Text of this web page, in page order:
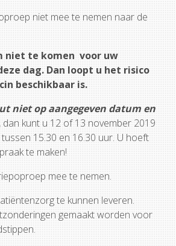
niet mee te nemen naar de
niet te komen voor uw
dag. Dan loopt u het risico
beschikbaar is.
niet op aangegeven datum en
dan kunt u 12 of 13 november 2019
15.30 en 16.30 uur. U hoeft
te maken!
mee te nemen.
te kunnen leveren.
gemaakt worden voor